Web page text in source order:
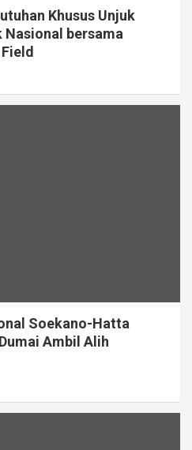
Khusus Unjuk
Nasional bersama
Soekano-Hatta
Ambil Alih